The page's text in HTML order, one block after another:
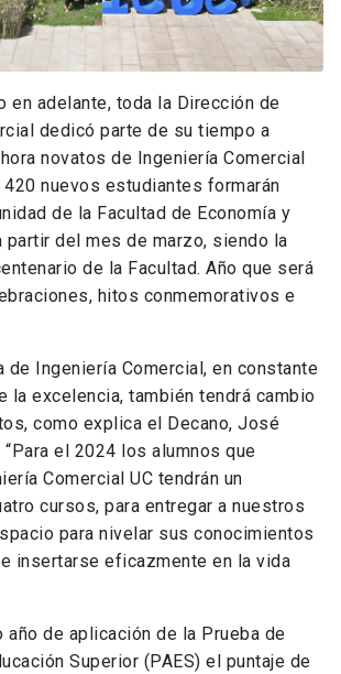
en adelante, toda la Dirección de
dedicó parte de su tiempo a
novatos de Ingeniería Comercial
nuevos estudiantes formarán
de la Facultad de Economía y
partir del mes de marzo, siendo la
de la Facultad. Año que será
hitos conmemorativos e
de Ingeniería Comercial, en constante
la excelencia, también tendrá cambio
como explica el Decano, José
el 2024 los alumnos que
Comercial UC tendrán un
cursos, para entregar a nuestros
para nivelar sus conocimientos
insertarse eficazmente en la vida
año de aplicación de la Prueba de
Superior (PAES) el puntaje de